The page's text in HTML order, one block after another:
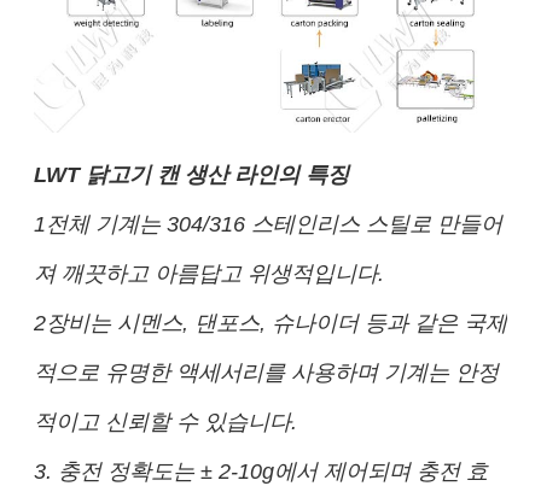
LWT 닭고기 캔 생산 라인의 특징
1전체 기계는 304/316 스테인리스 스틸로 만들어
져 깨끗하고 아름답고 위생적입니다.
2장비는 시멘스, 댄포스, 슈나이더 등과 같은 국제
적으로 유명한 액세서리를 사용하며 기계는 안정
적이고 신뢰할 수 있습니다.
3. 충전 정확도는 ± 2-10g에서 제어되며 충전 효